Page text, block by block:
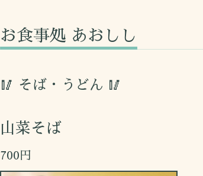
お食事処 あおしし
🥢 そば・うどん 🥢
山菜そば
700円